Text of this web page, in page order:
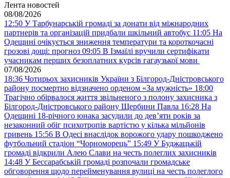
Лента новостей
08/08/2026
12:50 У Тарбунарській громаді за донати від міжнародних
партнерів та організацій придбали шкільний автобус 11:05 На
Одещині очікується зниження температури та короткочасні
грозові дощі: прогноз 09:05 В Ізмаїлі вручили сертифікати
учасникам перших безоплатних курсів гагаузької мови
07/08/2026
18:36 Чотирьох захисників України з Білгород-Дністровського
району посмертно відзначено орденом «За мужність» 18:00
Трагічно обірвалося життя звільненого з полону захисника з
Білгород-Дністровського району Щербини Павла 16:28 На
Одещині 18-річного юнака засудили до дев’яти років за
незаконний обіг психотропів вартістю у кілька мільйонів
гривень 15:56 В Одесі внаслідок ворожого удару пошкоджено
футбольний стадіон “Чорноморець” 15:49 У Буджацькій
громаді відкрили Алею Слави на честь полеглих захисників
14:48 У Бессарабській громаді розпочали громадське
обговорення щодо перейменування вулиці на честь полеглого